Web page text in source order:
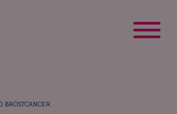
BRÖSTCANCER